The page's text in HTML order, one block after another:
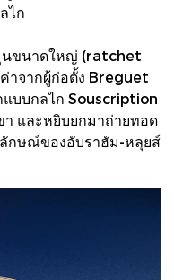
ไก
นขนาดใหญ่ (ratchet
จากผู้ก่อตั้ง Breguet
บบกลไก Souscription
และหยิบยกมาถ่ายทอด
ลักษณ์ของอับราฮัม-หลุยส์